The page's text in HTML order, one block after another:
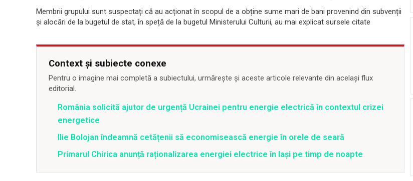
Membrii grupului sunt suspectați că au acționat în scopul de a obține sume mari de bani provenind din subvenții
și alocări de la bugetul de stat, în speță de la bugetul Ministerului Culturii, au mai explicat sursele citate
Context și subiecte conexe
Pentru o imagine mai completă a subiectului, urmărește și aceste articole relevante din același flux
editorial.
România solicită ajutor de urgență Ucrainei pentru energie electrică în contextul crizei
energetice
Ilie Bolojan îndeamnă cetățenii să economisească energie în orele de seară
Primarul Chirica anunță raționalizarea energiei electrice în Iași pe timp de noapte